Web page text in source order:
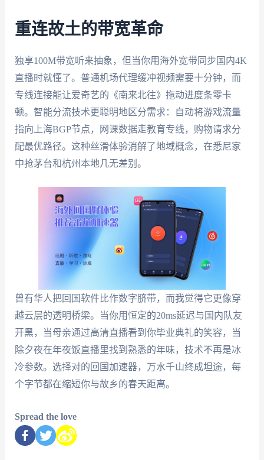
重连故土的带宽革命
独享100M带宽听来抽象，但当你用海外宽带同步国内4K
直播时就懂了。普通机场代理缓冲视频需要十分钟，而
专线连接能让爱奇艺的《南来北往》拖动进度条零卡
顿。智能分流技术更聪明地区分需求：自动将游戏流量
指向上海BGP节点，网课数据走教育专线，购物请求分
配最优路径。这种丝滑体验消解了地域概念，在悉尼家
中抢茅台和杭州本地几无差别。
曾有华人把回国软件比作数字脐带，而我觉得它更像穿
越云层的透明桥梁。当你用恒定的20ms延迟与国内队友
开黑，当母亲通过高清直播看到你毕业典礼的笑容，当
除夕夜在年夜饭直播里找到熟悉的年味，技术不再是冰
冷参数。选择对的回国加速器，万水千山终成坦途，每
个字节都在缩短你与故乡的春天距离。
Spread the love